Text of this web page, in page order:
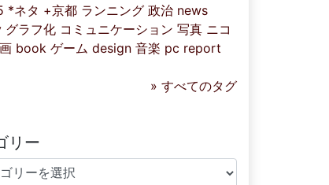
*ネタ +京都 ランニング 政治 news
グラフ化 コミュニケーション 写真 ニコ
book ゲーム design 音楽 pc report
» すべてのタグ
リー
ー